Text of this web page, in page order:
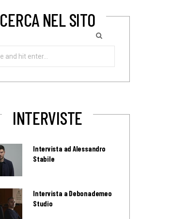
CERCA NEL SITO
INTERVISTE
Intervista ad Alessandro
Stabile
Intervista a Debonademeo
Studio